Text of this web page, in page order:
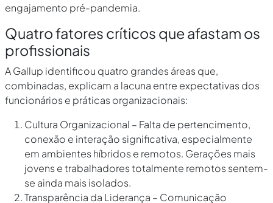
engajamento pré-pandemia.
Quatro fatores críticos que afastam os
profissionais
A Gallup identificou quatro grandes áreas que,
combinadas, explicam a lacuna entre expectativas dos
funcionários e práticas organizacionais:
Cultura Organizacional – Falta de pertencimento,
conexão e interação significativa, especialmente
em ambientes híbridos e remotos. Gerações mais
jovens e trabalhadores totalmente remotos sentem-
se ainda mais isolados.
Transparência da Liderança – Comunicação